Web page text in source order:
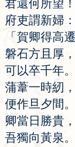
君還何 所望
府吏謂新婦 ：
「 賀卿得高遷
磐石方 且 厚 ，
可以卒千年。
蒲葦一時紉 ，
便作旦 夕間。
卿當 日 勝貴 ，
吾獨向黃泉